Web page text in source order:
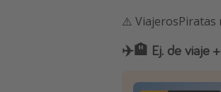
⚠️ ViajerosPiratas
✈️🏨 Ej. de viaje